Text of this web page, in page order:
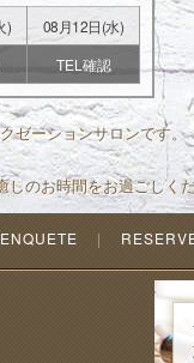
)
08月12日(水)
TEL確認
ゼーションサロンです。
しのお時間をお過ごしく
ENQUETE